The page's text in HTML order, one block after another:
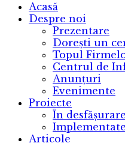
Acasă
Despre noi
Prezentare
Dorești un
Topul
Centrul de
Anunțuri
Evenimente
Proiecte
În desfășurare
Implementate
Articole